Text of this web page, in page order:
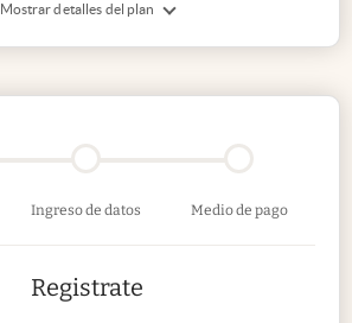
Mostrar detalles del plan
Ingreso de datos Medio de pago
Registrate